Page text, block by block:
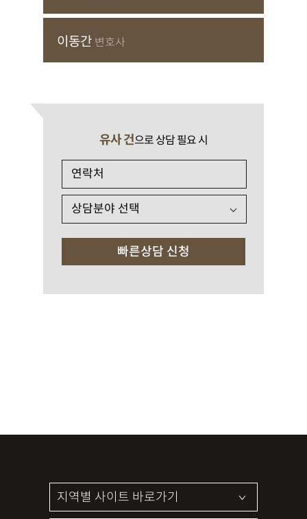
이동간 변호사
유사 건으로 상담 필요 시